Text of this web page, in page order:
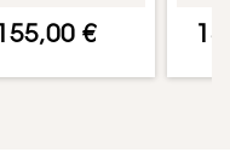
155,00 €